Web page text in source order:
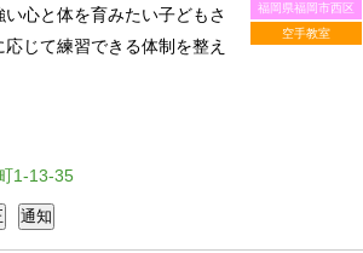
福岡県福岡市西区
空手教室
心と体を育みたい子どもさ
応じて練習できる体制を整え
1-13-35